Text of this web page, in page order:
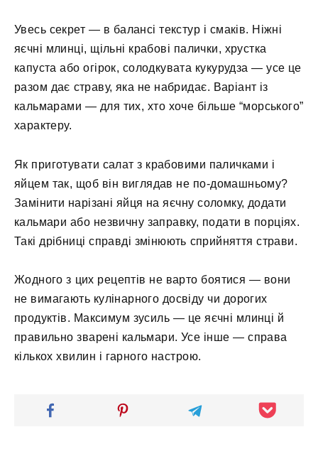
Увесь секрет — в балансі текстур і смаків. Ніжні
яєчні млинці, щільні крабові палички, хрустка
капуста або огірок, солодкувата кукурудза — усе це
разом дає страву, яка не набридає. Варіант із
кальмарами — для тих, хто хоче більше “морського”
характеру.
Як приготувати салат з крабовими паличками і
яйцем так, щоб він виглядав не по-домашньому?
Замінити нарізані яйця на яєчну соломку, додати
кальмари або незвичну заправку, подати в порціях.
Такі дрібниці справді змінюють сприйняття страви.
Жодного з цих рецептів не варто боятися — вони
не вимагають кулінарного досвіду чи дорогих
продуктів. Максимум зусиль — це яєчні млинці й
правильно зварені кальмари. Усе інше — справа
кількох хвилин і гарного настрою.